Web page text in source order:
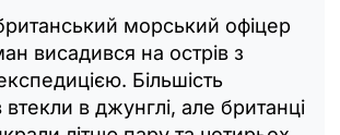
морський офіцер
висадився на острів з
Більшість
втекли в джунглі, але британці